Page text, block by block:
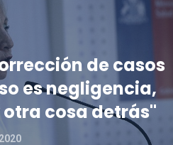
de casos
es negligencia,
otra cosa detrás"